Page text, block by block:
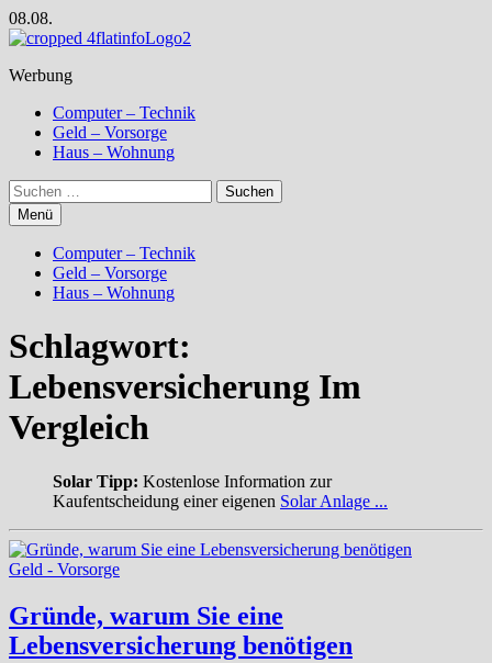
Zum
Inhalt
08.08.
Werbung
Computer – Technik
Geld – Vorsorge
Haus – Wohnung
Suchen
nach:
Menü
Computer – Technik
Geld – Vorsorge
Haus – Wohnung
Schlagwort:
Lebensversicherung Im
Vergleich
Solar Tipp: Kostenlose Information zur
Kaufentscheidung einer eigenen Solar Anlage ...
Geld - Vorsorge
Gründe, warum Sie eine
Lebensversicherung benötigen